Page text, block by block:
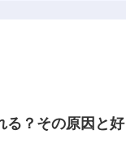
る？その原因と好